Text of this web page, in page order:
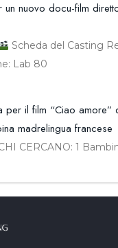
nuovo docu-film
Scheda del Casting
Lab 80
per il film “Ciao amore”
madrelingua francese
CERCANO: 1